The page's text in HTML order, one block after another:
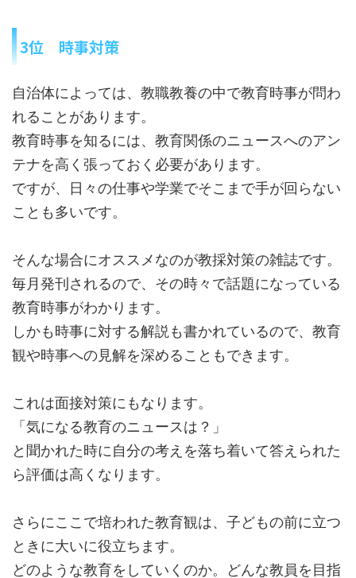
3位 時事対策
自治体によっては、教職教養の中で教育時事が問わ
れることがあります。
教育時事を知るには、教育関係のニュースへのアン
テナを高く張っておく必要があります。
ですが、日々の仕事や学業でそこまで手が回らない
ことも多いです。
そんな場合にオススメなのが教採対策の雑誌です。
毎月発刊されるので、その時々で話題になっている
教育時事がわかります。
しかも時事に対する解説も書かれているので、教育
観や時事への見解を深めることもできます。
これは面接対策にもなります。
「気になる教育のニュースは？」
と聞かれた時に自分の考えを落ち着いて答えられた
ら評価は高くなります。
さらにここで培われた教育観は、子どもの前に立つ
ときに大いに役立ちます。
どのような教育をしていくのか。どんな教員を目指